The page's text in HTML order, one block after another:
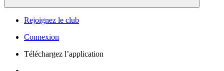
Rejoignez le club
Connexion
Téléchargez l’application